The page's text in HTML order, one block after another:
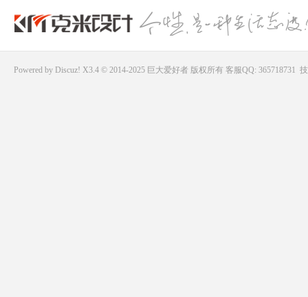
Powered by Discuz! X3.4 © 2014-2025 巨大爱好者版权所有 客服QQ: 365718731